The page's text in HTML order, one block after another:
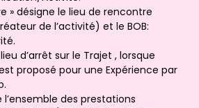
» désigne le lieu de rencontre
de l’activité) et le BOB:
d’arrêt sur le Trajet , lorsque
proposé pour une Expérience par
l’ensemble des prestations